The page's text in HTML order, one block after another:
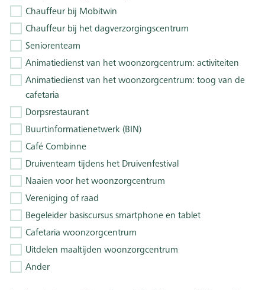
Chauffeur bij Mobitwin
Chauffeur bij het dagverzorgingscentrum
Seniorenteam
Animatiedienst van het woonzorgcentrum: activiteiten
Animatiedienst van het woonzorgcentrum: toog van de
cafetaria
Dorpsrestaurant
Buurtinformatienetwerk (BIN)
Café Combinne
Druiventeam tijdens het Druivenfestival
Naaien voor het woonzorgcentrum
Vereniging of raad
Begeleider basiscursus smartphone en tablet
Cafetaria woonzorgcentrum
Uitdelen maaltijden woonzorgcentrum
Ander